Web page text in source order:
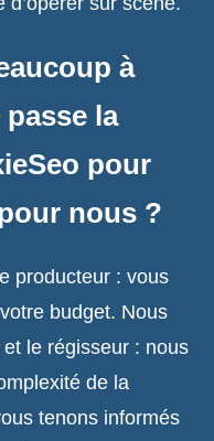
à
la
pour
nous ?
producteur : vous
budget. Nous
le régisseur : nous
de la
tenons informés